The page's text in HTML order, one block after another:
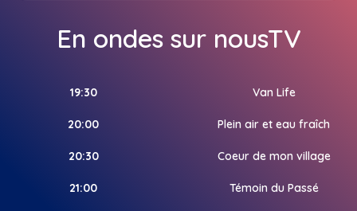
En ondes sur nousTV
19:30 Van Life
20:00 Plein air et eau fraîch
20:30 Coeur de mon village
21:00 Témoin du Passé